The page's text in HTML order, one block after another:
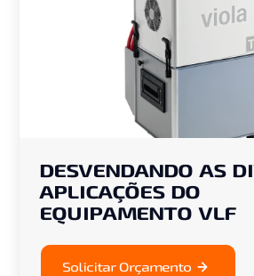
DESVENDANDO AS
APLICAÇÕES DO
EQUIPAMENTO VLF
Solicitar Orçamento